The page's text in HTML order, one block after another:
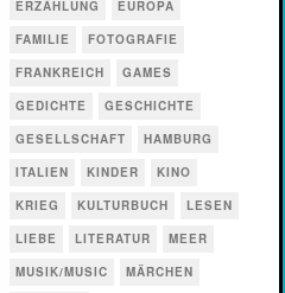
ERZÄHLUNG
EUROPA
FAMILIE
FOTOGRAFIE
FRANKREICH
GAMES
GEDICHTE
GESCHICHTE
GESELLSCHAFT
HAMBURG
ITALIEN
KINDER
KINO
KRIEG
KULTURBUCH
LESEN
LIEBE
LITERATUR
MEER
MUSIK/MUSIC
MÄRCHEN